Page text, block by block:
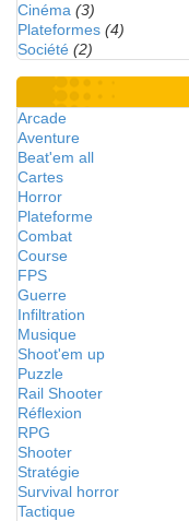
Cinéma (3)
Plateformes (4)
Société (2)
Arcade
Aventure
Beat'em all
Cartes
Horror
Plateforme
Combat
Course
FPS
Guerre
Infiltration
Musique
Shoot'em up
Puzzle
Rail Shooter
Réflexion
RPG
Shooter
Stratégie
Survival horror
Tactique